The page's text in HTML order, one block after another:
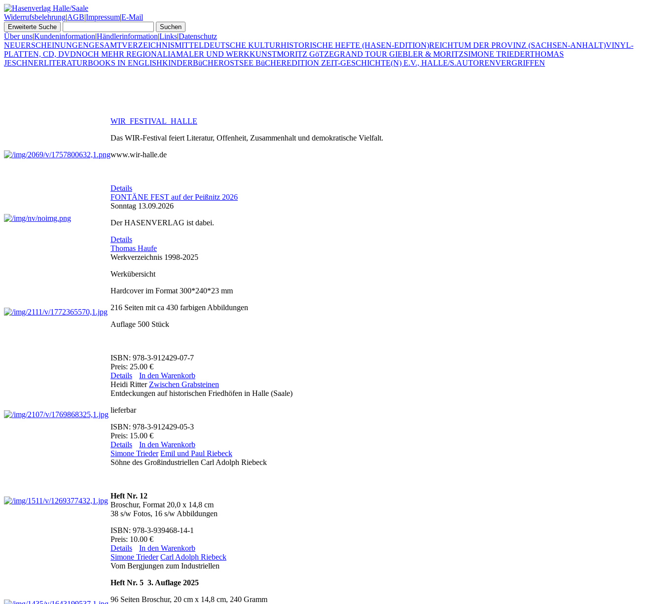
Widerrufsbelehrung|AGB|Impressum|E-Mail
Über uns|Kundeninformation|Händlerinformation|Links|Datenschutz
NEUERSCHEINUNGENGESAMTVERZEICHNISMITTELDEUTSCHE KULTURHISTORISCHE HEFTE (HASEN-EDITION)REICHTUM DER PROVINZ (SACHSEN-ANHALT)VINYL-
PLATTEN, CD, DVDNOCH MEHR REGIONALIAMALER UND WERKKUNSTMORITZ GöTZEGRAND TOUR GIEBLER & MORITZSIMONE TRIEDERTHOMAS
JESCHNERLITERATURBOOKS IN ENGLISHKINDERBüCHEROSTSEE BüCHEREDITION ZEIT-GESCHICHTE(N) E.V., HALLE/S.AUTORENVERGRIFFEN
WIR_FESTIVAL_HALLE
Das WIR-Festival feiert Literatur, Offenheit, Zusammenhalt und demokratische Vielfalt.
www.wir-halle.de
Details
FONTÄNE FEST auf der Peißnitz 2026
Sonntag 13.09.2026
Der HASENVERLAG ist dabei.
Details
Thomas Haufe
Werkverzeichnis 1998-2025
Werkübersicht
Hardcover im Format 300*240*23 mm
216 Seiten mit ca 430 farbigen Abbildungen
Auflage 500 Stück
ISBN: 978-3-912429-07-7
Preis: 25.00 €
Details
In den Warenkorb
Heidi Ritter Zwischen Grabsteinen
Entdeckungen auf historischen Friedhöfen in Halle (Saale)
lieferbar
ISBN: 978-3-912429-05-3
Preis: 15.00 €
Details
In den Warenkorb
Simone Trieder Emil und Paul Riebeck
Söhne des Großindustriellen Carl Adolph Riebeck
Heft Nr. 12
Broschur, Format 20,0 x 14,8 cm
38 s/w Fotos, 16 s/w Abbildungen
ISBN: 978-3-939468-14-1
Preis: 10.00 €
Details
In den Warenkorb
Simone Trieder Carl Adolph Riebeck
Vom Bergjungen zum Industriellen
Heft Nr. 5 3. Auflage 2025
96 Seiten Broschur, 20 cm x 14,8 cm, 240 Gramm